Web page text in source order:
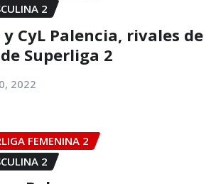
2
y CyL Palencia, rivales de
Superliga 2
2022
FEMENINA 2
2